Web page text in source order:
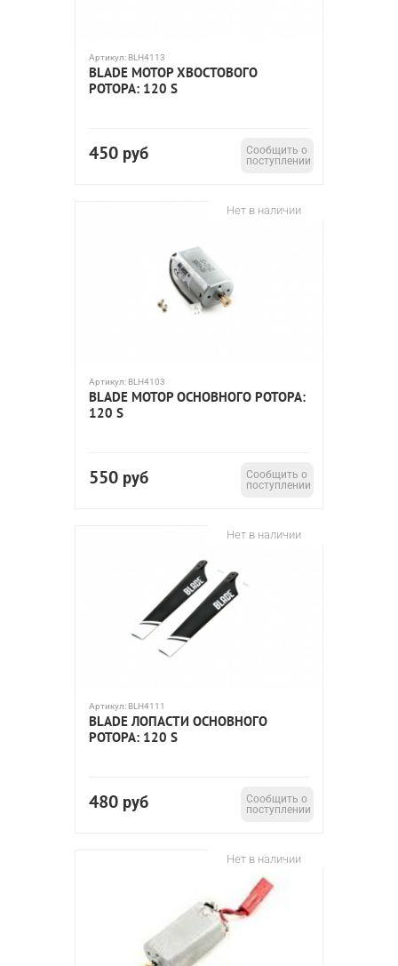
Артикул: BLH4113
BLADE МОТОР ХВОСТОВОГО
РОТОРА: 120 S
450 руб
Сообщить о
поступлении
Нет в наличии
Артикул: BLH4103
BLADE МОТОР ОСНОВНОГО РОТОРА:
120 S
550 руб
Сообщить о
поступлении
Нет в наличии
Артикул: BLH4111
BLADE ЛОПАСТИ ОСНОВНОГО
РОТОРА: 120 S
480 руб
Сообщить о
поступлении
Нет в наличии